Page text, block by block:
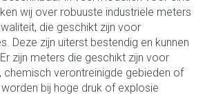
wij over robuuste industriële meters
die geschikt zijn voor
Deze zijn uiterst bestendig en kunnen
zijn meters die geschikt zijn voor
chemisch verontreinigde gebieden of
bij hoge druk of explosie